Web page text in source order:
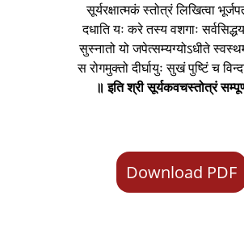
सूर्यरक्षात्मकं स्तोत्रं लिखित्वा
दधाति यः करे तस्य वशगाः
सुस्नातो यो जपेत्सम्यग्योऽधीते
स रोगमुक्तो दीर्घायुः सुखं पुष्टिं च
॥ इति श्री सूर्यकवचस्तोत्रं
Download PDF